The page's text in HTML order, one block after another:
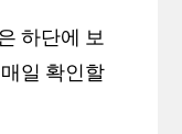
하단에 보
일 확인할